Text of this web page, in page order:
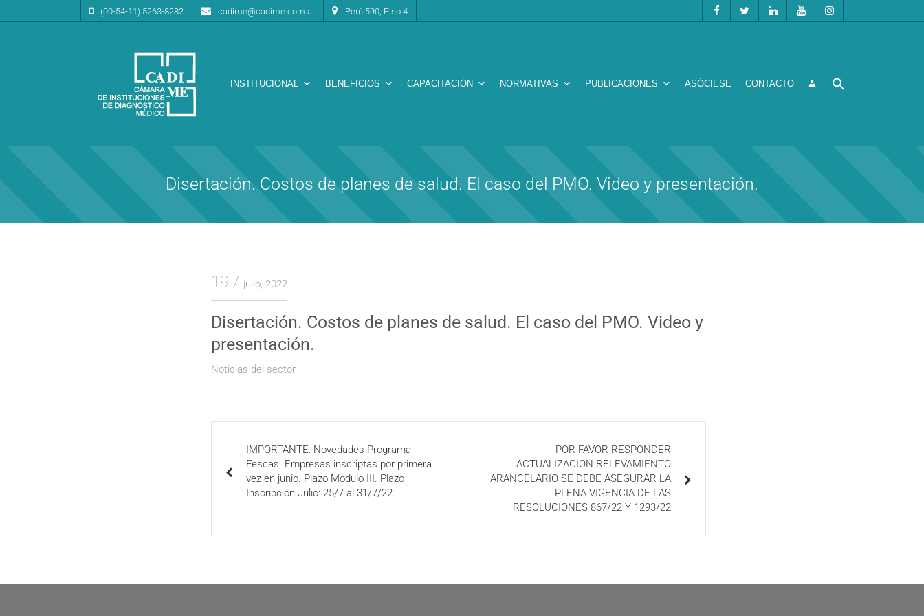
(00-54-11) 5263-8282 cadime@cadime.com.ar Perú 590, Piso 4
CA.DI.ME.
Cámara de Instituciones de Diagnóstico Médico
INSTITUCIONAL BENEFICIOS CAPACITACIÓN NORMATIVAS PUBLICACIONES ASÓCIESE CONTACTO
Disertación. Costos de planes de salud. El caso del PMO. Video y presentación.
19 julio, 2022
Disertación. Costos de planes de salud. El caso del PMO. Video y
presentación.
Noticias del sector
IMPORTANTE: Novedades Programa
Fescas. Empresas inscriptas por primera
vez en junio. Plazo Modulo III. Plazo
Inscripción Julio: 25/7 al 31/7/22.
POR FAVOR RESPONDER
ACTUALIZACION RELEVAMIENTO
ARANCELARIO SE DEBE ASEGURAR LA
PLENA VIGENCIA DE LAS
RESOLUCIONES 867/22 Y 1293/22